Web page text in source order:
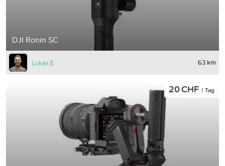
DJI Ronin SC
Lukas E 63 km
20 CHF / Tag